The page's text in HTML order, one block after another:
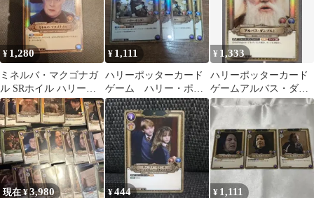
¥ 1,280
ミネルバ・マクゴナガ
ル SRホイル ハリー・
ポッター
¥ 1,111
ハリーポッターカード
ゲーム ハリー・ポッ
ター sr foil2枚ノー
マル2枚
¥ 1,333
ハリーポッターカード
ゲームアルバス・ダン
ブルドア SR☆ パラレ
ル
現在 ¥3,980 ¥444 ¥ 1,111